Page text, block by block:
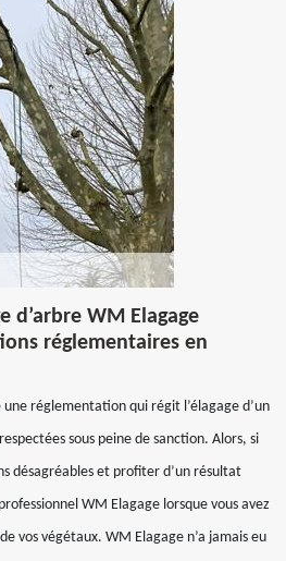
d’arbre WM Elagage
réglementaires en
réglementation qui régit l’élagage d’un
sous peine de sanction. Alors, si
désagréables et profiter d’un résultat
WM Elagage lorsque vous avez
vos végétaux. WM Elagage n’a jamais eu